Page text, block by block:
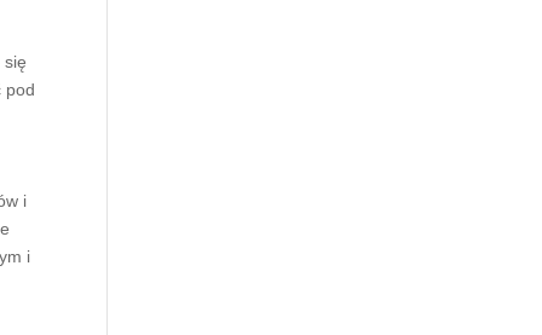
się
pod
i
i